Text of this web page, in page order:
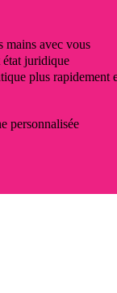
mains avec vous
état juridique
plus rapidement
personnalisée